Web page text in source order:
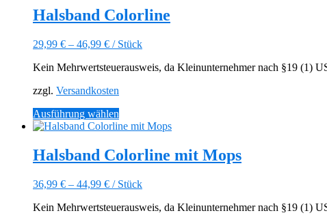
mehrere
Varianten
Die
können
der
Produktseite
gewählt
werden
Halsband Colorline
29,99 € – 46,99 € / Stück
Kein Mehrwertsteuerausweis, da Kleinunternehmer nach §19 (1)
zzgl. Versandkosten
Ausführung wählen
Produkt
mehrere
Varianten
Die
können
Halsband Colorline mit Mops
36,99 € – 44,99 € / Stück
Kein Mehrwertsteuerausweis, da Kleinunternehmer nach §19 (1)